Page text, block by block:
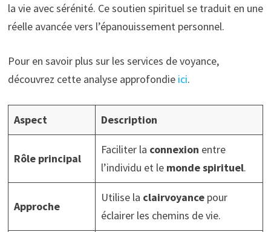
la vie avec sérénité. Ce soutien spirituel se traduit en une
réelle avancée vers l’épanouissement personnel.
Pour en savoir plus sur les services de voyance,
découvrez cette analyse approfondie ici.
Aspect Description
Rôle principal
Faciliter la connexion entre
l’individu et le monde spirituel.
Approche
Utilise la clairvoyancepour
éclairer les chemins de vie.